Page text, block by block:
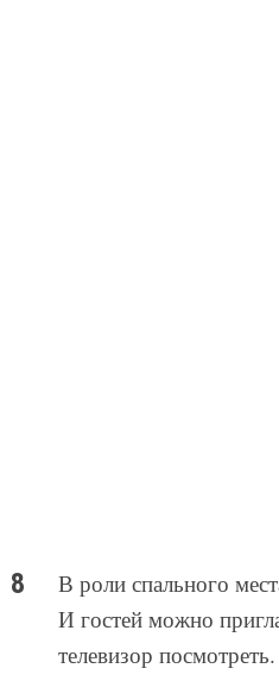
В роли спального
И гостей можно
телевизор посмотреть.